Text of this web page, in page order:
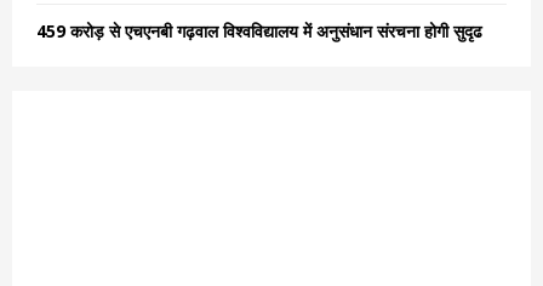
459 करोड़ से एचएनबी गढ़वाल विश्वविद्यालय में अनुसंधान संरचना होगी सुदृढ